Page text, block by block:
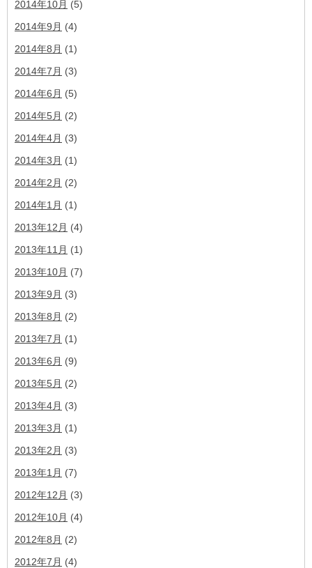
2014年10月 (5)
2014年9月 (4)
2014年8月 (1)
2014年7月 (3)
2014年6月 (5)
2014年5月 (2)
2014年4月 (3)
2014年3月 (1)
2014年2月 (2)
2014年1月 (1)
2013年12月 (4)
2013年11月 (1)
2013年10月 (7)
2013年9月 (3)
2013年8月 (2)
2013年7月 (1)
2013年6月 (9)
2013年5月 (2)
2013年4月 (3)
2013年3月 (1)
2013年2月 (3)
2013年1月 (7)
2012年12月 (3)
2012年10月 (4)
2012年8月 (2)
2012年7月 (4)